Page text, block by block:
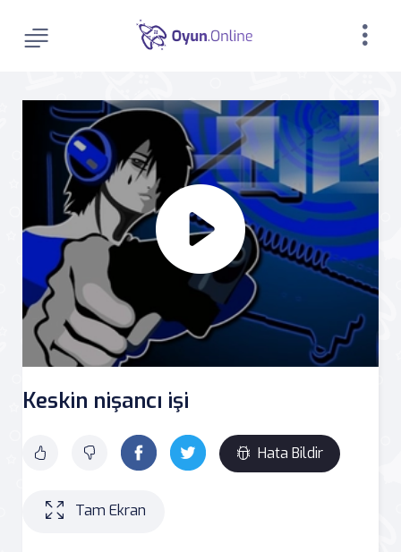
Keskin nişancı işi
Hata Bildir
Tam Ekran